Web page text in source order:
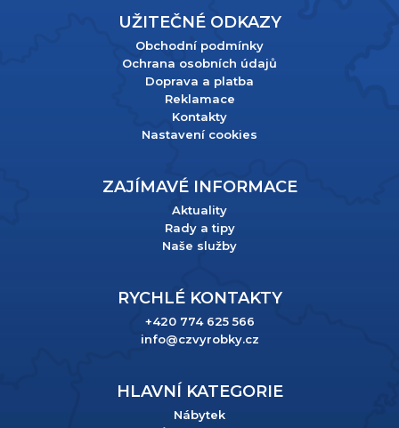
UŽITEČNÉ ODKAZY
Obchodní podmínky
Ochrana osobních údajů
Doprava a platba
Reklamace
Kontakty
Nastavení cookies
ZAJÍMAVÉ INFORMACE
Aktuality
Rady a tipy
Naše služby
RYCHLÉ KONTAKTY
+420 774 625 566
info@czvyrobky.cz
HLAVNÍ KATEGORIE
Nábytek